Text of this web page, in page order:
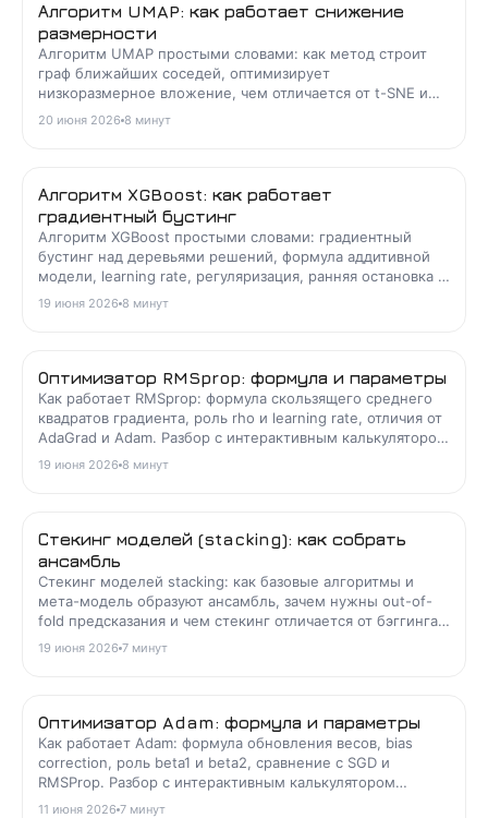
Алгоритм UMAP: как работает снижение
размерности
Алгоритм UMAP простыми словами: как метод строит
граф ближайших соседей, оптимизирует
низкоразмерное вложение, чем отличается от t-SNE и
как подобрать n_neighbors и min_dist для визуализации
20 июня 2026 8 минут
Алгоритм XGBoost: как работает
градиентный бустинг
Алгоритм XGBoost простыми словами: градиентный
бустинг над деревьями решений, формула аддитивной
модели, learning rate, регуляризация, ранняя остановка и
разбор типовых задач.
19 июня 2026 8 минут
Оптимизатор RMSprop: формула и параметры
Как работает RMSprop: формула скользящего среднего
квадратов градиента, роль rho и learning rate, отличия от
AdaGrad и Adam. Разбор с интерактивным калькулятором
траектории.
19 июня 2026 8 минут
Стекинг моделей (stacking): как собрать
ансамбль
Стекинг моделей stacking: как базовые алгоритмы и
мета-модель образуют ансамбль, зачем нужны out-of-
fold предсказания и чем стекинг отличается от бэггинга
и бустинга.
19 июня 2026 7 минут
Оптимизатор Adam: формула и параметры
Как работает Adam: формула обновления весов, bias
correction, роль beta1 и beta2, сравнение с SGD и
RMSProp. Разбор с интерактивным калькулятором
траектории.
11 июня 2026 7 минут